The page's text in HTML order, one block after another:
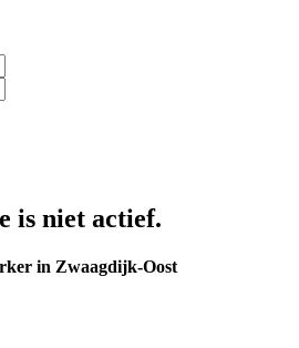
is niet actief.
in Zwaagdijk-Oost